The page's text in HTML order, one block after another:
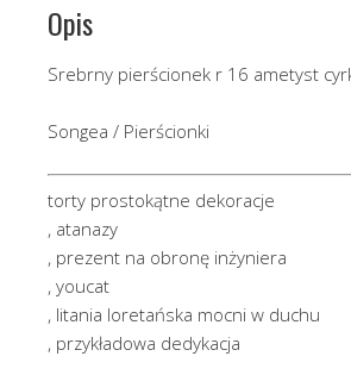
Opis
Srebrny pierścionek r 16 ametyst
Songea / Pierścionki
torty prostokątne dekoracje
, atanazy
, prezent na obronę inżyniera
, youcat
, litania loretańska mocni w duchu
, przykładowa dedykacja